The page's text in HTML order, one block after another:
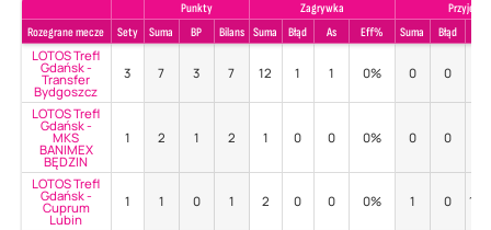
Punkty Zagrywka
Przyjecie
Rozegrane mecze
Sety Suma BP Bilans Suma Błąd As Eff% Suma Błąd
LOTOS Trefl
Gdańsk -
Transfer
Bydgoszcz
3 7 3 7 12 1 1 0% 0 0
LOTOS Trefl
Gdańsk -
MKS
BANIMEX
BĘDZIN
1 2 1 2 1 0 0 0% 0 0
LOTOS Trefl
Gdańsk -
Cuprum
Lubin
1 1 0 1 2 0 0 0% 1 0